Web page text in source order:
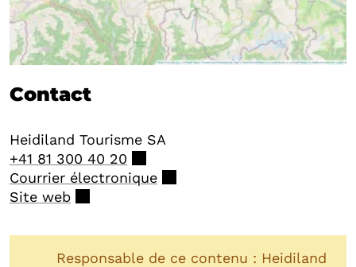
Contact
Heidiland Tourisme SA
+41 81 300 40 20
Courrier électronique
Site web
Responsable de ce contenu : Heidiland